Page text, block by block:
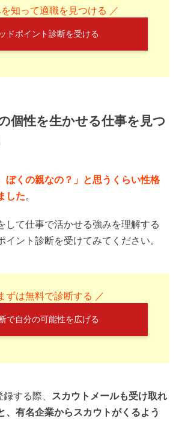
知って適職を見つける ／
ドポイント診断を受ける
個性を生かせる仕事を見つ
ぼくの親なの？」と思うくらい性格
した。
して仕事で活かせる強みを理解する
イント診断を受けてみてください。
ずは無料で診断する ／
で自分の可能性を広げる
する際、 スカウトメールも受け取れ
、有名企業からスカウトがくるよう